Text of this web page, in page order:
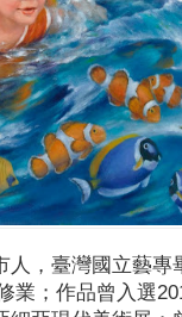
人，臺灣國立藝
業；作品曾入選